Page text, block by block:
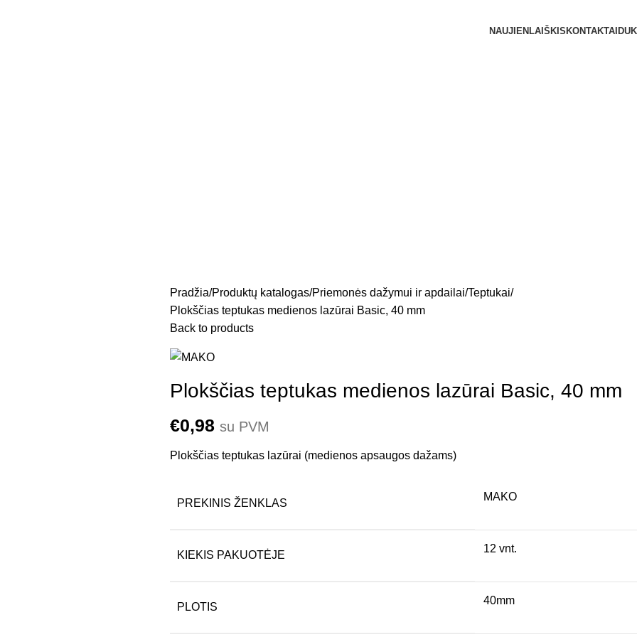
NAUJIENLAIŠKISKONTAKTAIDUK
Pradžia Produktų katalogas Priemonės dažymui ir apdailai Teptukai
Plokščias teptukas medienos lazūrai Basic, 40 mm
Back to products
Plokščias teptukas medienos lazūrai Basic, 40 mm
€0,98 su PVM
Plokščias teptukas lazūrai (medienos apsaugos dažams)
PREKINIS ŽENKLAS
MAKO
KIEKIS PAKUOTĖJE
12 vnt.
PLOTIS
40mm